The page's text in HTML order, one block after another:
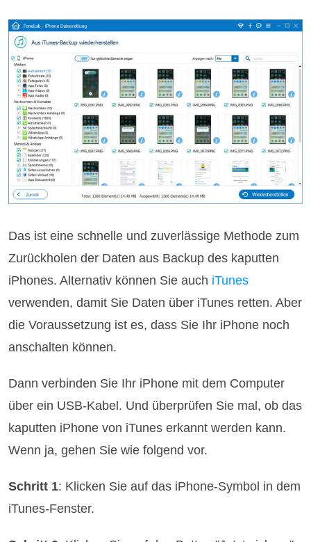
Das ist eine schnelle und zuverlässige Methode zum
Zurückholen der Daten aus Backup des kaputten
iPhones. Alternativ können Sie auch iTunes
verwenden, damit Sie Daten über iTunes retten. Aber
die Voraussetzung ist es, dass Sie Ihr iPhone noch
anschalten können.
Dann verbinden Sie Ihr iPhone mit dem Computer
über ein USB-Kabel. Und überprüfen Sie mal, ob das
kaputten iPhone von iTunes erkannt werden kann.
Wenn ja, gehen Sie wie folgend vor.
Schritt 1: Klicken Sie auf das iPhone-Symbol in dem
iTunes-Fenster.